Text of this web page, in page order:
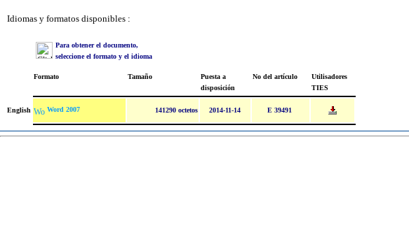
Idiomas y formatos disponibles :
Para obtener el documento,
seleccione el formato y el idioma
Formato Tamaño
Puesta a
disposición
No del artículo
Utilisadores
TIES
English Word 2007 141290 octetos 2014-11-14 E 39491